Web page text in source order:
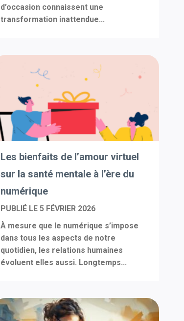
d’occasion connaissent une
transformation inattendue...
Les bienfaits de l’amour virtuel
sur la santé mentale à l’ère du
numérique
PUBLIÉ LE5 FÉVRIER 2026
À mesure que le numérique s’impose
dans tous les aspects de notre
quotidien, les relations humaines
évoluent elles aussi. Longtemps...